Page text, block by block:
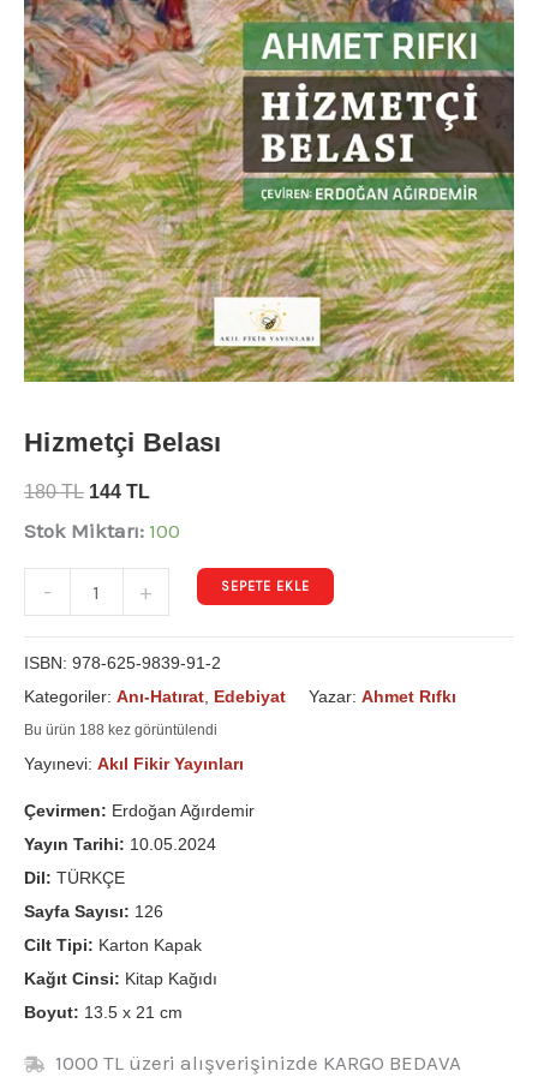
Hizmetçi Belası
180TL 144 TL
Stok Miktarı: 100
- + SEPETE EKLE
ISBN: 978-625-9839-91-2
Kategoriler: Anı-Hatırat Edebiyat Yazar: Ahmet Rıfkı
Bu ürün 188 kez görüntülendi
Yayınevi: Akıl Fikir Yayınları
Çevirmen: Erdoğan Ağırdemir
Yayın Tarihi: 10.05.2024
Dil: TÜRKÇE
Sayfa Sayısı: 126
Cilt Tipi: Karton Kapak
Kağıt Cinsi: Kitap Kağıdı
Boyut: 13.5 x 21 cm
1000 TL üzeri alışverişinizde KARGO BEDAVA